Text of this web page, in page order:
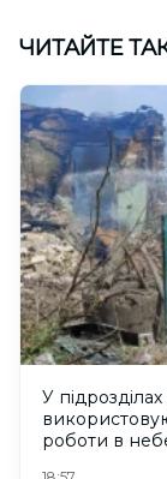
ЧИТАЙТЕ
У
роботи в